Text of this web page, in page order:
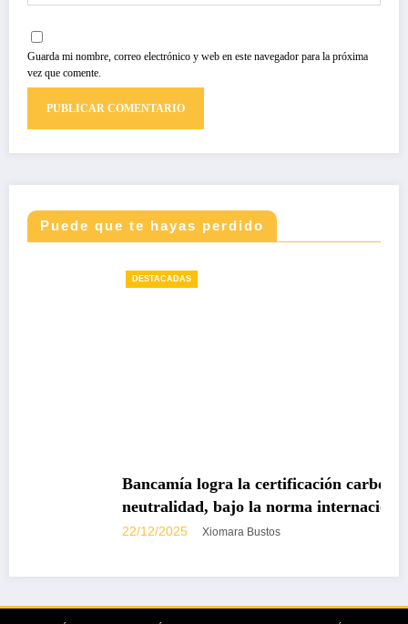
Guarda mi nombre, correo electrónico y web en este navegador para la próxima
vez que comente.
Puede que te hayas perdido
Bancamía logra la certificación carbono
neutralidad, bajo la norma internacional ISO
Xiomara Bustos